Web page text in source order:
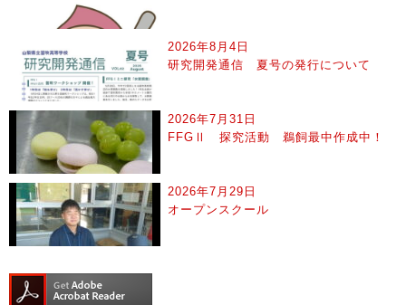
2026年8月4日
研究開発通信 夏号の発行について
2026年7月31日
FFGⅡ 探究活動 鵜飼最中作成中！
2026年7月29日
オープンスクール